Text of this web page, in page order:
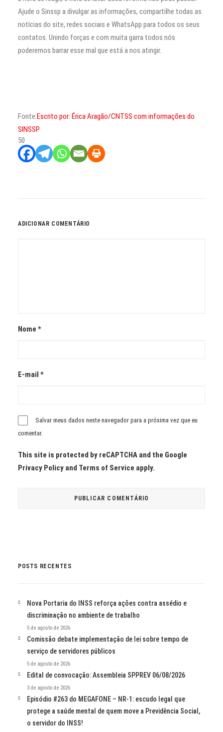
Ajude o Sinssp a divulgar as informações, compartilhe todas as
notícias do site, redes sociais e WhatsApp para todos os seus
contatos. Unindo forças e com muita garra todos nós
poderemos barrar esse mal que está a nos atingir.
Fonte:Escrito por: Érica Aragão/CNTSS com informações do
SINSSP
50
ADICIONAR COMENTÁRIO
Nome *
E-mail *
Salvar meus dados neste navegador para a próxima vez que eu
comentar.
This site is protected by reCAPTCHA and the Google
Privacy Policy and Terms of Service apply.
POSTS RECENTES
Nova Portaria do INSS reforça ações contra assédio e
discriminação no ambiente de trabalho
5 de agosto de 2026
Comissão debate implementação de lei sobre tempo de
serviço de servidores públicos
5 de agosto de 2026
Edital de convocação: Assembleia SPPREV 06/08/2026
3 de agosto de 2026
Episódio #263 do MEGAFONE – NR-1: escudo legal que
protege a saúde mental de quem move a Previdência Social,
o servidor do INSS!